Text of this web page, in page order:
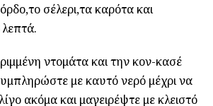
σέλερι,τα καρότα και
λεπτά.
ντομάτα και την κον-κασέ
με καυτό νερό μέχρι να
ακόμα και μαγειρέψτε με κλειστό